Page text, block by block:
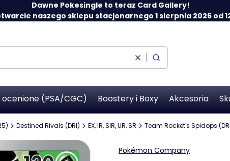
Dawne Pokesingle to teraz Card Gallery!
naszego sklepu stacjonarnego 1 sierpnia 2026 od
WyczyśćSzukaj
(PSA/CGC) Boostery i Boxy Akcesoria
Destined Rivals (DRI) EX, IR, SIR, UR, SR Team Rocket's Spidops
Pokémon Company